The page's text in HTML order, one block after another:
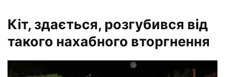
Кіт, здається, розгубився від
такого нахабного вторгнення